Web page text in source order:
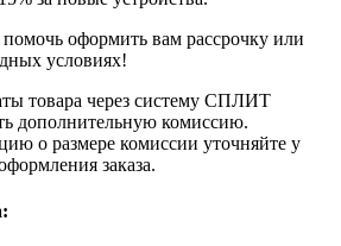
оформить вам рассрочку или
условиях!
товара через систему СПЛИТ
дополнительную комиссию.
о размере комиссии уточняйте у
заказа.